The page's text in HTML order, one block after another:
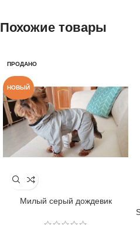
Похожие товары
ПРОДАНО
НОВЫЙ
Милый серый дождевик